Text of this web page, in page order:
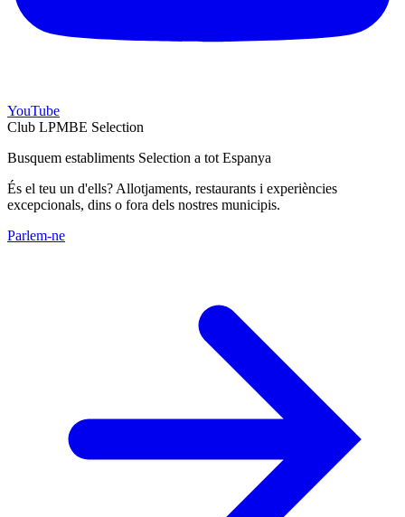
YouTube
Club LPMBE Selection
Busquem establiments Selection a tot Espanya
És el teu un d'ells? Allotjaments, restaurants i experiències
excepcionals, dins o fora dels nostres municipis.
Parlem-ne